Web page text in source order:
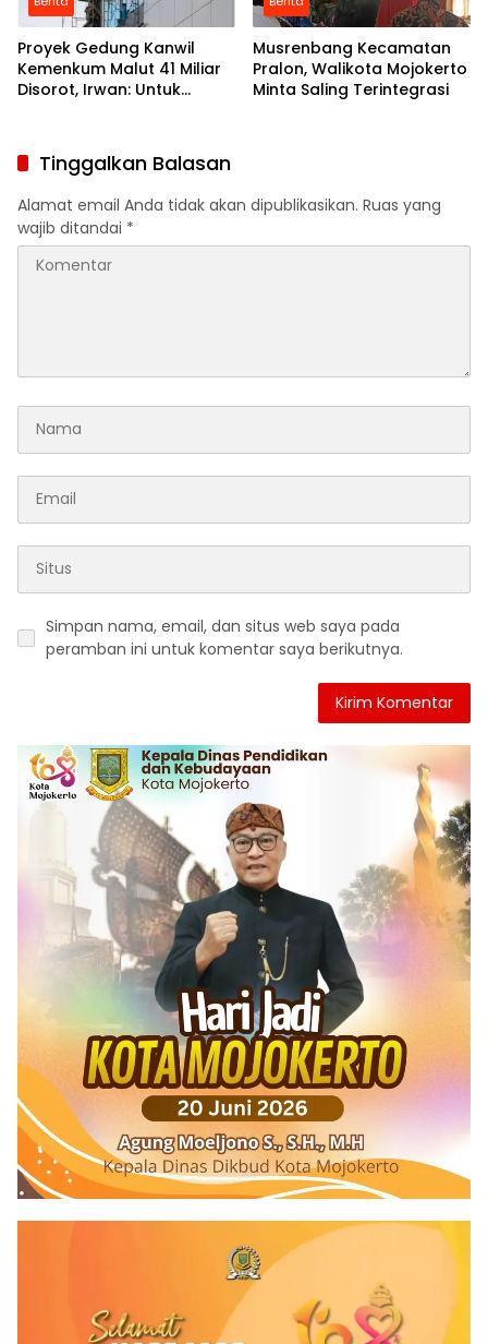
Proyek Gedung Kanwil
Kemenkum Malut 41 Miliar
Disorot, Irwan: Untuk
Musrenbang Kecamatan
Pralon, Walikota Mojokerto
Minta Saling Terintegrasi
Tinggalkan Balasan
Alamat email Anda tidak akan dipublikasikan. Ruas yang
wajib ditandai *
Simpan nama, email, dan situs web saya pada
peramban ini untuk komentar saya berikutnya.